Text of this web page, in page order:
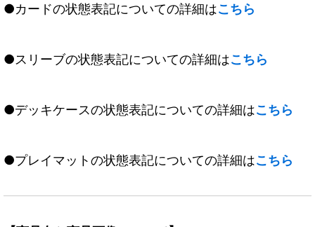
●カードの状態表記についての詳細はこちら
●スリーブの状態表記についての詳細はこちら
●デッキケースの状態表記についての詳細はこちら
●プレイマットの状態表記についての詳細はこちら